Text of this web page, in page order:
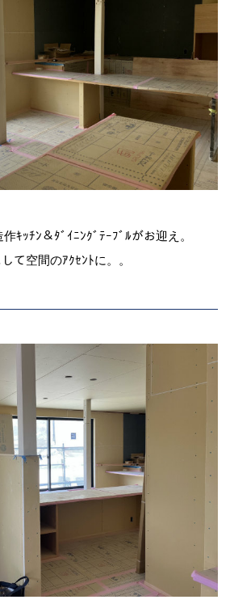
ｷｯﾁﾝ＆ﾀﾞｲﾆﾝｸﾞﾃｰﾌﾞﾙがお迎え。
て空間のｱｸｾﾝﾄに。。